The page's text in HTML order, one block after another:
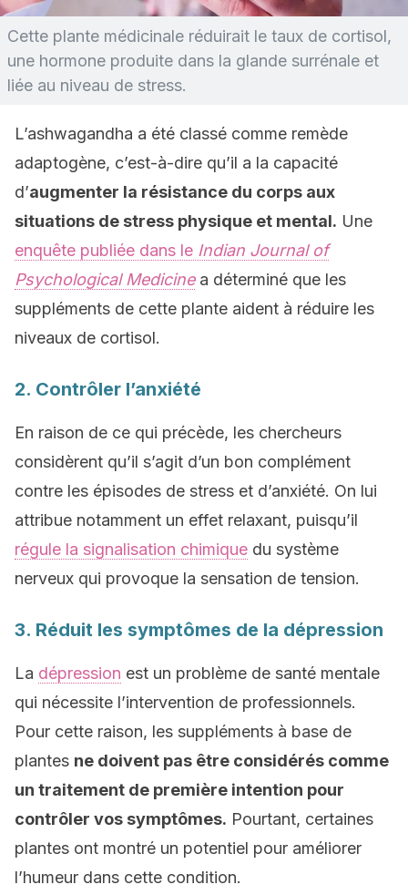
Cette plante médicinale réduirait le taux de cortisol,
une hormone produite dans la glande surrénale et
liée au niveau de stress.
L’ashwagandha a été classé comme remède
adaptogène, c’est-à-dire qu’il a la capacité
d’augmenter la résistance du corps aux
situations de stress physique et mental. Une
enquête publiée dans le Indian Journal of
Psychological Medicinea déterminé que les
suppléments de cette plante aident à réduire les
niveaux de cortisol.
2. Contrôler l’anxiété
En raison de ce qui précède, les chercheurs
considèrent qu’il s’agit d’un bon complément
contre les épisodes de stress et d’anxiété. On lui
attribue notamment un effet relaxant, puisqu’il
régule la signalisation chimique du système
nerveux qui provoque la sensation de tension.
3. Réduit les symptômes de la dépression
La dépression est un problème de santé mentale
qui nécessite l’intervention de professionnels.
Pour cette raison, les suppléments à base de
plantes ne doivent pas être considérés comme
un traitement de première intention pour
contrôler vos symptômes. Pourtant, certaines
plantes ont montré un potentiel pour améliorer
l’humeur dans cette condition.